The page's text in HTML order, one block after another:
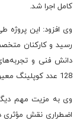
کامل اجرا شد.
وی افزود: این پروژه
رسید و کارکنان
دانش فنی و
128 عدد کوپلینگ‌ معیوب و غیراستاندارد کردند.
وی به مزیت مهم
اضطراری نقش مؤثری